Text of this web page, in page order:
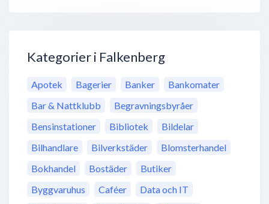
Kategorier i Falkenberg
Apotek Bagerier Banker
Bankomater
Bar & Nattklubb
Begravningsbyråer
Bensinstationer
Bibliotek
Bildelar
Bilhandlare
Bilverkstäder
Blomsterhandel
Bokhandel
Bostäder
Butiker
Byggvaruhus
Caféer
Data och IT